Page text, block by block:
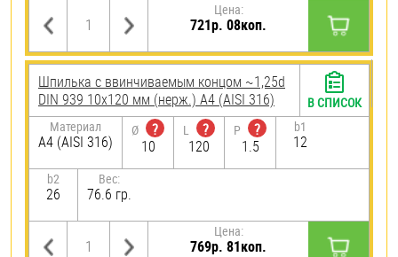
Цена:
721р. 08коп.
Шпилька c ввинчиваемым концом ~1,25d
DIN 939 10х120 мм (нерж.) A4 (AISI 316)
Материал
A4 (AISI 316)
Ø
?
10
L
?
120
P
?
1.5
b1
12
b2
26
Вес:
76.6 гр.
Цена:
769р. 81коп.
В СПИСОК